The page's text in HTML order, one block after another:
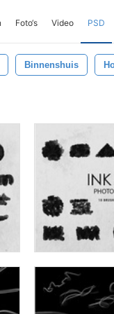
Foto‘s Video PSD
Binnenshuis